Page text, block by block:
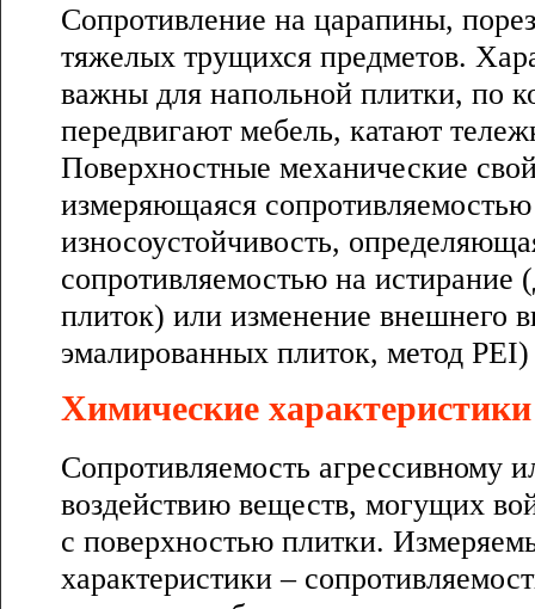
Сопротивление на царапины,
тяжелых трущихся предметов.
важны для напольной плитки, по
передвигают мебель, катают
Поверхностные механические
измеряющаяся
износоустойчивость,
сопротивляемостью на истирание
плиток) или изменение внешнего
эмалированных плиток, метод PEI)
Химические характеристики
Сопротивляемость агрессивному
воздействию веществ, могущих
с поверхностью плитки.
характеристики –